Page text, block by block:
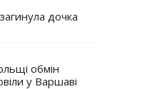
дочка
обмін
у Варшаві